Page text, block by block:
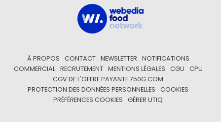
À PROPOS CONTACT NEWSLETTER
NOTIFICATIONS
COMMERCIAL
RECRUTEMENT MENTIONS LÉGALES CGU
CPU
CGV DE L'OFFRE PAYANTE 750G.COM
PROTECTION DES DONNÉES PERSONNELLES
COOKIES
PRÉFÉRENCES COOKIES
GÉRER UTIQ